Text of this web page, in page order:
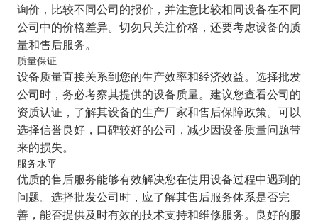
询价，比较不同公司的报价，并注意比较相同设备在不同
公司中的价格差异。切勿只关注价格，还要考虑设备的质
量和售后服务。
质量保证
设备质量直接关系到您的生产效率和经济效益。选择批发
公司时，务必考察其提供的设备质量。建议您查看公司的
资质认证，了解其设备的生产厂家和售后保障政策。可以
选择信誉良好，口碑较好的公司，减少因设备质量问题带
来的损失。
服务水平
优质的售后服务能够有效解决您在使用设备过程中遇到的
问题。选择批发公司时，应了解其售后服务体系是否完
善，能否提供及时有效的技术支持和维修服务。良好的服